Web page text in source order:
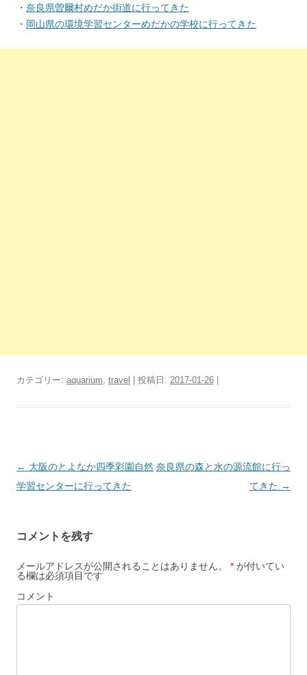
・ 奈良県曽爾村めだか街道に行ってきた
・ 岡山県の環境学習センターめだかの学校に行ってきた
カテゴリー: aquarium travel | 投稿日: 2017-01-26 |
投
稿
ゲ
ー
シ
ョ
← 大阪のとよなか四季彩園自然
学習センターに行ってきた
奈良県の森と水の源流館に行っ
てきた →
コメントを残す
メールアドレスが公開されることはありません。 * が付いてい
る欄は必須項目です
コメント